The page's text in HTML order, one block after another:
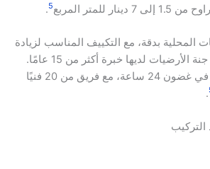
للمتر المربع
5
.
المحلية بدقة، مع التكييف المناسب لزيادة
. شركة جنة الأرضيات لديها خبرة أكثر من 15 عامًا.
تقدم التركيب الفوري في غضون 24 ساعة، مع فريق من 20 فنيًا
.
التركيب